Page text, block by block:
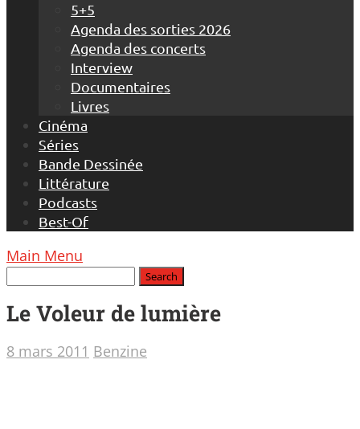
5+5
Agenda des sorties 2026
Agenda des concerts
Interview
Documentaires
Livres
Cinéma
Séries
Bande Dessinée
Littérature
Podcasts
Best-Of
Main Menu
Le Voleur de lumière
8 mars 2011 Benzine